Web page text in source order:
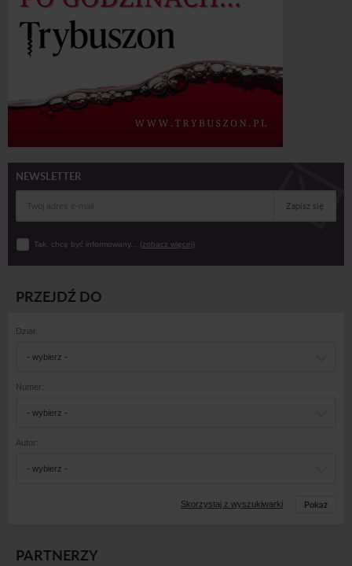
NEWSLETTER
Zapisz się
Tak, chcę być informowany... (zobacz więcej)
PRZEJDŹ DO
Dział:
- wybierz -
Numer:
- wybierz -
Autor:
- wybierz -
Skorzystaj z wyszukiwarki Pokaż
PARTNERZY